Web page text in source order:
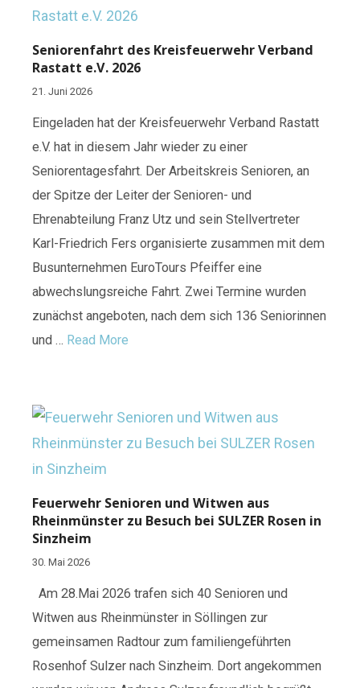
Seniorenfahrt des Kreisfeuerwehr Verband
Rastatt e.V. 2026
21. Juni 2026
Eingeladen hat der Kreisfeuerwehr Verband Rastatt
e.V. hat in diesem Jahr wieder zu einer
Seniorentagesfahrt. Der Arbeitskreis Senioren, an
der Spitze der Leiter der Senioren- und
Ehrenabteilung Franz Utz und sein Stellvertreter
Karl-Friedrich Fers organisierte zusammen mit dem
Busunternehmen EuroTours Pfeiffer eine
abwechslungsreiche Fahrt. Zwei Termine wurden
zunächst angeboten, nach dem sich 136 Seniorinnen
und … Read More
Feuerwehr Senioren und Witwen aus
Rheinmünster zu Besuch bei SULZER Rosen in
Sinzheim
30. Mai 2026
Am 28.Mai 2026 trafen sich 40 Senioren und
Witwen aus Rheinmünster in Söllingen zur
gemeinsamen Radtour zum familiengeführten
Rosenhof Sulzer nach Sinzheim. Dort angekommen